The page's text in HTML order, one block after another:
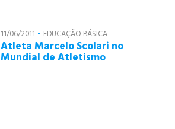
11/06/2011 - EDUCAÇÃO BÁSICA
Atleta Marcelo Scolari no
Mundial de Atletismo